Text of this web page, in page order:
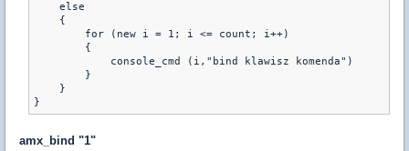
    else
    {
        for (new i = 1; i <= count; i++)
        {
            console_cmd (i,"bind klawisz komenda")
        }
    }
}
amx_bind "1"